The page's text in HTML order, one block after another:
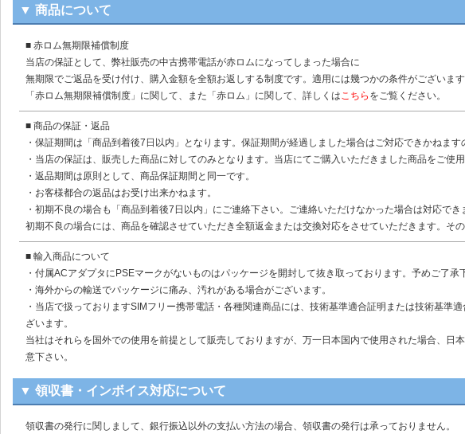
▼ 商品について
■ 赤ロム無期限補償制度
当店の保証として、弊社販売の中古携帯電話が赤ロムになってしまった場合に
無期限でご返品を受け付け、購入金額を全額お返しする制度です。適用には幾つかの条件がございます
「赤ロム無期限補償制度」に関して、また「赤ロム」に関して、詳しくは こちら をご覧ください。
■ 商品の保証・返品
・保証期間は「商品到着後7日以内」となります。保証期間が経過しました場合はご対応できかねます
・当店の保証は、販売した商品に対してのみとなります。当店にてご購入いただきました商品をご使
・返品期間は原則として、商品保証期間と同一です。
・お客様都合の返品はお受け出来かねます。
・初期不良の場合も「商品到着後7日以内」にご連絡下さい。ご連絡いただけなかった場合は対応でき
初期不良の場合には、商品を確認させていただき全額返金または交換対応をさせていただきます。そ
■ 輸入商品について
・付属ACアダプタにPSEマークがないものはパッケージを開封して抜き取っております。予めご了承
・海外からの輸送でパッケージに痛み、汚れがある場合がございます。
・当店で扱っておりますSIMフリー携帯電話・各種関連商品には、技術基準適合証明または技術基準
ざいます。
当社はそれらを国外での使用を前提として販売しておりますが、万一日本国内で使用された場合、日
意下さい。
▼ 領収書・インボイス対応について
領収書の発行に関しまして、銀行振込以外の支払い方法の場合、領収書の発行は承っておりません。